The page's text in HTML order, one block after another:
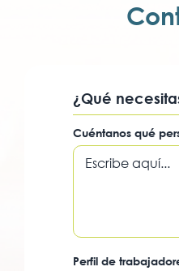
¿Qué
Cuéntanos qué
Perfil de